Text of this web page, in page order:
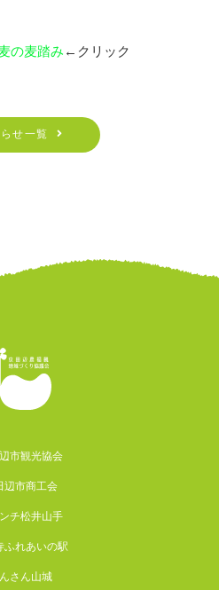
の麦踏み ←クリック
せ一覧
市観光協会
辺市商工会
チ松井山手
ふれあいの駅
さん山城